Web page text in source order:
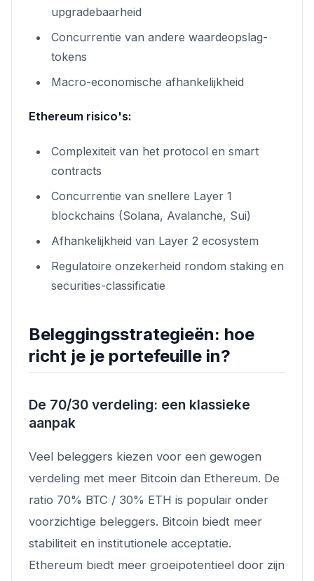
upgradebaarheid
Concurrentie van andere waardeopslag-
tokens
Macro-economische afhankelijkheid
Ethereum risico's:
Complexiteit van het protocol en smart
contracts
Concurrentie van snellere Layer 1
blockchains (Solana, Avalanche, Sui)
Afhankelijkheid van Layer 2 ecosystem
Regulatoire onzekerheid rondom staking en
securities-classificatie
Beleggingsstrategieën: hoe
richt je je portefeuille in?
De 70/30 verdeling: een klassieke
aanpak
Veel beleggers kiezen voor een gewogen
verdeling met meer Bitcoin dan Ethereum. De
ratio 70% BTC / 30% ETH is populair onder
voorzichtige beleggers. Bitcoin biedt meer
stabiliteit en institutionele acceptatie.
Ethereum biedt meer groeipotentieel door zijn